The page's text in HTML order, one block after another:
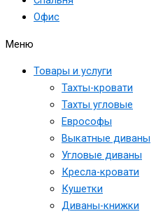
Офис
Меню
Товары и услуги
Тахты-кровати
Тахты угловые
Еврософы
Выкатные диваны
Угловые диваны
Кресла-кровати
Кушетки
Диваны-книжки